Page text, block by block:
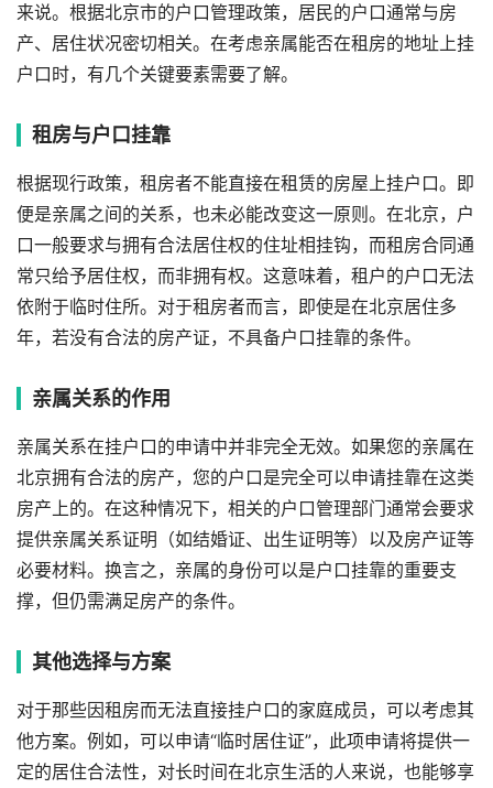
来说。根据北京市的户口管理政策，居民的户口通常与房
产、居住状况密切相关。在考虑亲属能否在租房的地址上挂
户口时，有几个关键要素需要了解。
租房与户口挂靠
根据现行政策，租房者不能直接在租赁的房屋上挂户口。即
便是亲属之间的关系，也未必能改变这一原则。在北京，户
口一般要求与拥有合法居住权的住址相挂钩，而租房合同通
常只给予居住权，而非拥有权。这意味着，租户的户口无法
依附于临时住所。对于租房者而言，即使是在北京居住多
年，若没有合法的房产证，不具备户口挂靠的条件。
亲属关系的作用
亲属关系在挂户口的申请中并非完全无效。如果您的亲属在
北京拥有合法的房产，您的户口是完全可以申请挂靠在这类
房产上的。在这种情况下，相关的户口管理部门通常会要求
提供亲属关系证明（如结婚证、出生证明等）以及房产证等
必要材料。换言之，亲属的身份可以是户口挂靠的重要支
撑，但仍需满足房产的条件。
其他选择与方案
对于那些因租房而无法直接挂户口的家庭成员，可以考虑其
他方案。例如，可以申请“临时居住证”，此项申请将提供一
定的居住合法性，对长时间在北京生活的人来说，也能够享